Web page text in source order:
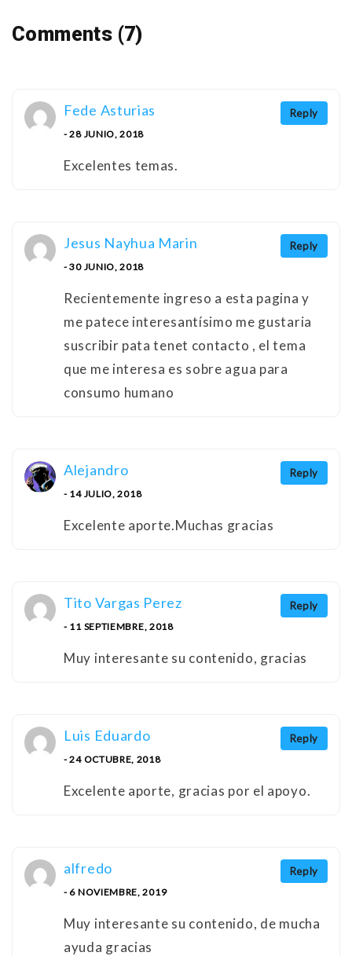
Comments (7)
Reply
Fede Asturias
- 28 JUNIO, 2018
Excelentes temas.
Reply
Jesus Nayhua Marin
- 30 JUNIO, 2018
Recientemente ingreso a esta pagina y
me patece interesantísimo me gustaria
suscribir pata tenet contacto , el tema
que me interesa es sobre agua para
consumo humano
Reply
Alejandro
- 14 JULIO, 2018
Excelente aporte.Muchas gracias
Reply
Tito Vargas Perez
- 11 SEPTIEMBRE, 2018
Muy interesante su contenido, gracias
Reply
Luis Eduardo
- 24 OCTUBRE, 2018
Excelente aporte, gracias por el apoyo.
Reply
alfredo
- 6 NOVIEMBRE, 2019
Muy interesante su contenido, de mucha
ayuda gracias